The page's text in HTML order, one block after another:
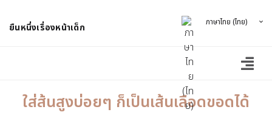
ยืนหนึ่งเรื่องหน้าเด็ก ภาษาไทย (ไทย)
ใส่ส้นสูงบ่อยๆ ก็เป็นเส้นเลือดขอดได้